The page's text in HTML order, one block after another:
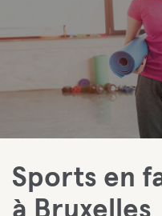
Sports en
à Bruxelles